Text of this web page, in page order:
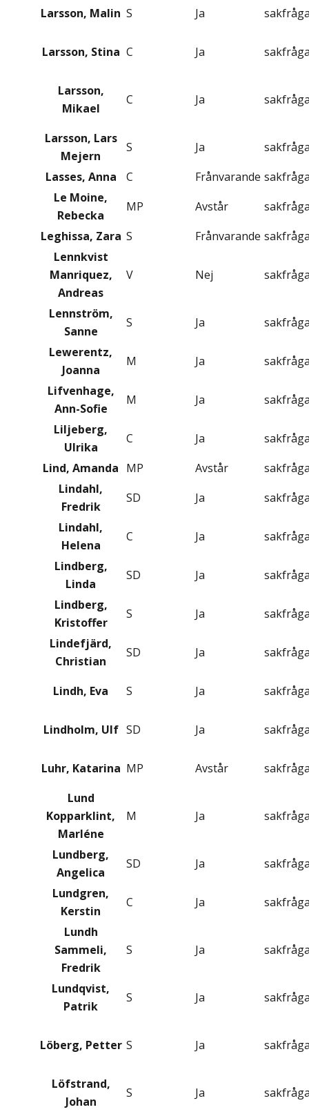
Larsson, Malin S Ja
Larsson, Stina C Ja
Larsson,
Mikael
C Ja
Larsson, Lars
Mejern
S Ja
Lasses, Anna
C Frånvarande
Le Moine,
Rebecka
MP Avstår
Leghissa, Zara S Frånvarande
Lennkvist
Manriquez,
Andreas
V Nej
Lennström,
Sanne
S Ja
Lewerentz,
Joanna
M Ja
Lifvenhage,
Ann-Sofie
M Ja
Liljeberg,
Ulrika
C Ja
Lind, Amanda MP Avstår
Lindahl,
Fredrik
SD Ja
Lindahl,
Helena
C Ja
Lindberg,
Linda
SD Ja
Lindberg,
Kristoffer
S Ja
Lindefjärd,
Christian
SD Ja
Lindh, Eva S Ja
Lindholm, Ulf SD Ja
Luhr, Katarina MP Avstår
Lund
Kopparklint,
Marléne
M Ja
Lundberg,
Angelica
SD Ja
Lundgren,
Kerstin
C Ja
Lundh
Sammeli,
Fredrik
S Ja
Lundqvist,
Patrik
S Ja
Löberg, Petter S Ja
Löfstrand,
Johan
S Ja